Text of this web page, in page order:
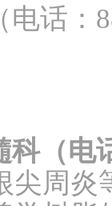
话：
科（电
尖周炎